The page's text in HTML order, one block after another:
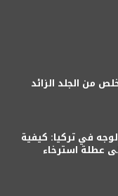
التخلص من الجلد الزائد
في تركيا: كيفية
عطلة استرخاء